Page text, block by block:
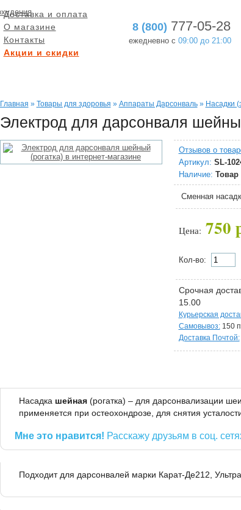
8 (800) 777-05-28
ежедневно с 09:00 до 21:00
Доставка и оплата
О магазине
Контакты
Акции и скидки
Главная » Товары для здоровья » Аппараты Дарсонваль» Насадки
Электрод для дарсонваля
Отзывов о
Артикул: SL-
Наличие: Товар
Сменная
Цена: 750
Кол-во:
Срочная
15.00
Курьерская
Самовывоз:150
Доставка Почтой:
Насадка шейная(рогатка) – для дарсонвализации
применяется при остеохондрозе, для снятия
Мне это нравится! Расскажу друзьям в соц.
Подходит для дарсонвалей марки Карат-Де212,